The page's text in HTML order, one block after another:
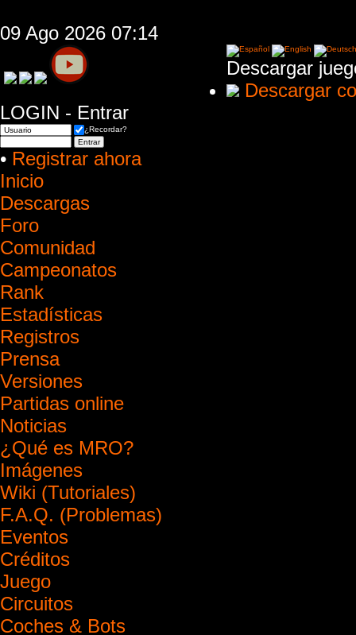
09 Ago 2026 07:14
Descargar
Descargar
LOGIN - Entrar
¿Recordar?
• Registrar ahora
Inicio
Descargas
Foro
Comunidad
Campeonatos
Rank
Estadísticas
Registros
Prensa
Versiones
Partidas online
Noticias
¿Qué es MRO?
Imágenes
Wiki (Tutoriales)
F.A.Q. (Problemas)
Eventos
Créditos
Juego
Circuitos
Coches & Bots